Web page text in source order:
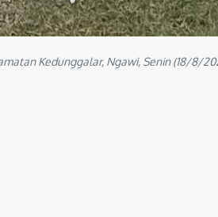
Kedunggalar, Ngawi, Senin (18/8/